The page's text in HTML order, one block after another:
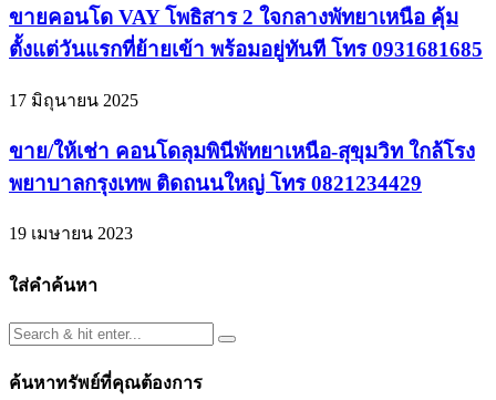
ขายคอนโด VAY โพธิสาร 2 ใจกลางพัทยาเหนือ คุ้ม
ตั้งแต่วันแรกที่ย้ายเข้า พร้อมอยู่ทันที โทร 0931681685
17 มิถุนายน 2025
ขาย/ให้เช่า คอนโดลุมพินีพัทยาเหนือ-สุขุมวิท ใกล้โรง
พยาบาลกรุงเทพ ติดถนนใหญ่ โทร 0821234429
19 เมษายน 2023
ใส่คำค้นหา
ค้นหาทรัพย์ที่คุณต้องการ